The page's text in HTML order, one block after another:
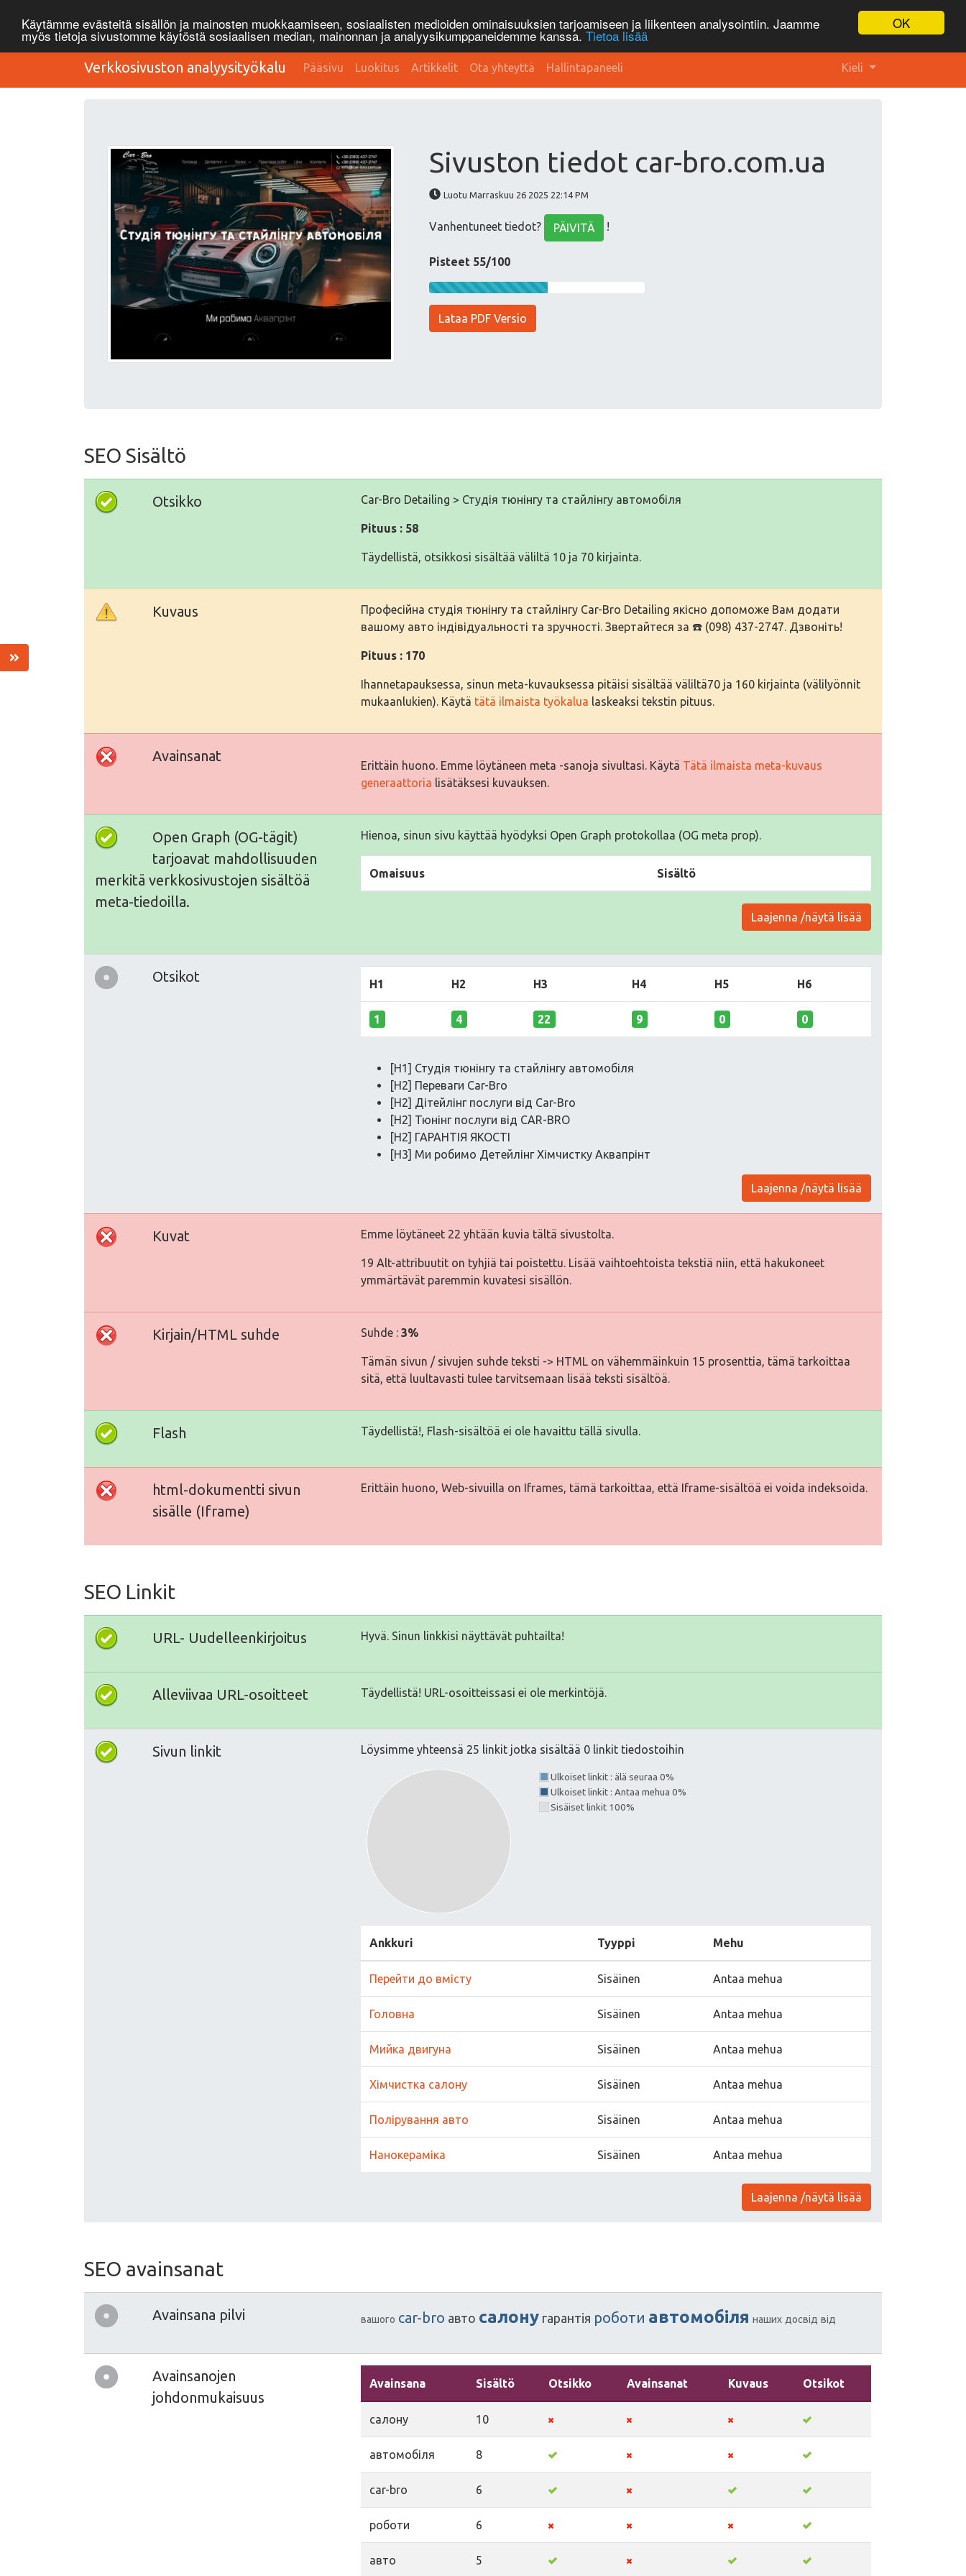
OK
Käytämme evästeitä sisällön ja mainosten muokkaamiseen, sosiaalisten medioiden ominaisuuksien tarjoamiseen ja liikenteen analysointiin. Jaamme
myös tietoja sivustomme käytöstä sosiaalisen median, mainonnan ja analyysikumppaneidemme kanssa. Tietoa lisää
Verkkosivuston analyysityökalu Pääsivu Luokitus Artikkelit Ota yhteyttä Hallintapaneeli Kieli
Sivuston tiedot car-bro.com.ua
Luotu Marraskuu 26 2025 22:14 PM
Vanhentuneet tiedot? PÄIVITÄ !
Pisteet 55/100
Lataa PDF Versio
SEO Sisältö
Otsikko Car-Bro Detailing > Студія тюнінгу та стайлінгу автомобіля
Pituus : 58
Täydellistä, otsikkosi sisältää väliltä 10 ja 70 kirjainta.
Kuvaus
Професійна студія тюнінгу та стайлінгу Car-Bro Detailing якісно допоможе Вам додати
вашому авто індівідуальності та зручності. Звертайтеся за ☎️ (098) 437-2747. Дзвоніть!
Pituus : 170
Ihannetapauksessa, sinun meta-kuvauksessa pitäisi sisältää väliltä70 ja 160 kirjainta (välilyönnit
mukaanlukien). Käytä tätä ilmaista työkalua laskeaksi tekstin pituus.
Avainsanat
Erittäin huono. Emme löytäneen meta -sanoja sivultasi. Käytä Tätä ilmaista meta-kuvaus
generaattoria lisätäksesi kuvauksen.
Open Graph (OG-tägit)
tarjoavat mahdollisuuden
merkitä verkkosivustojen sisältöä
meta-tiedoilla.
Hienoa, sinun sivu käyttää hyödyksi Open Graph protokollaa (OG meta prop).
Omaisuus Sisältö
Laajenna /näytä lisää
Otsikot H1 H2 H3 H4 H5 H6
1 4 22 9 0 0
[H1] Студія тюнінгу та стайлінгу автомобіля
[H2] Переваги Car-Bro
[H2] Дітейлінг послуги від Car-Bro
[H2] Тюнінг послуги від CAR-BRO
[H2] ГАРАНТІЯ ЯКОСТІ
[H3] Ми робимо Детейлінг Хімчистку Аквапрінт
Laajenna /näytä lisää
Kuvat Emme löytäneet 22 yhtään kuvia tältä sivustolta.
19 Alt-attribuutit on tyhjiä tai poistettu. Lisää vaihtoehtoista tekstiä niin, että hakukoneet
ymmärtävät paremmin kuvatesi sisällön.
Kirjain/HTML suhde Suhde : 3%
Tämän sivun / sivujen suhde teksti -> HTML on vähemmäinkuin 15 prosenttia, tämä tarkoittaa
sitä, että luultavasti tulee tarvitsemaan lisää teksti sisältöä.
Flash Täydellistä!, Flash-sisältöä ei ole havaittu tällä sivulla.
html-dokumentti sivun
sisälle (Iframe)
Erittäin huono, Web-sivuilla on Iframes, tämä tarkoittaa, että Iframe-sisältöä ei voida indeksoida.
SEO Linkit
URL- Uudelleenkirjoitus Hyvä. Sinun linkkisi näyttävät puhtailta!
Alleviivaa URL-osoitteet Täydellistä! URL-osoitteissasi ei ole merkintöjä.
Sivun linkit Löysimme yhteensä 25 linkit jotka sisältää 0 linkit tiedostoihin
Ulkoiset linkit : älä seuraa 0%
Ulkoiset linkit : Antaa mehua 0%
Sisäiset linkit 100%
Ankkuri Tyyppi Mehu
Перейти до вмісту Sisäinen Antaa mehua
Головна Sisäinen Antaa mehua
Мийка двигуна Sisäinen Antaa mehua
Хімчистка салону Sisäinen Antaa mehua
Полірування авто Sisäinen Antaa mehua
Нанокераміка Sisäinen Antaa mehua
Laajenna /näytä lisää
SEO avainsanat
Avainsana pilvi вашого car-bro авто салону гарантія роботи автомобіля наших досвід від
Avainsanojen
johdonmukaisuus
Avainsana Sisältö Otsikko Avainsanat Kuvaus Otsikot
салону 10
автомобіля 8
car-bro 6
роботи 6
авто 5